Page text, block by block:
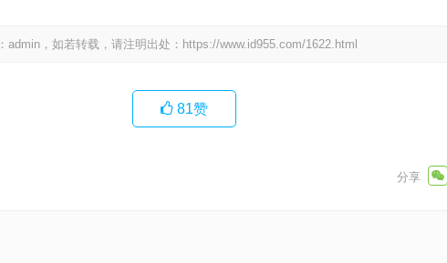
admin，如若转载，请注明出处： https://www.id955.com/1622.html
81赞